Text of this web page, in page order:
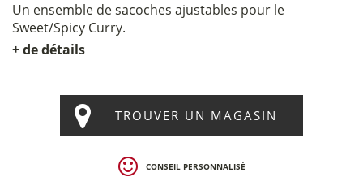
Un ensemble de sacoches ajustables pour le
Sweet/Spicy Curry.
+ de détails
TROUVER UN MAGASIN
CONSEIL PERSONNALISÉ